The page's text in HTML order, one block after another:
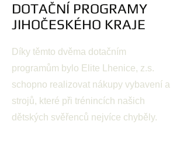
DOTAČNÍ PROGRAMY
JIHOČESKÉHO KRAJE
Díky těmto dvěma dotačním
programům bylo Elite Lhenice, z.s.
schopno realizovat nákupy vybavení a
strojů, které při trénincích našich
dětských svěřenců nejvíce chyběly.